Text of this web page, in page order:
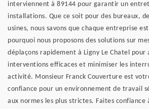
interviennent à 89144 pour garantir un
installations. Que ce soit pour des bureaux,
usines, nous savons que chaque entreprise
pourquoi nous proposons des solutions sur
déplaçons rapidement à Ligny Le Chatel pour
interventions efficaces et minimiser les
activité. Monsieur Franck Couverture est
confiance pour un environnement de travail
aux normes les plus strictes. Faites